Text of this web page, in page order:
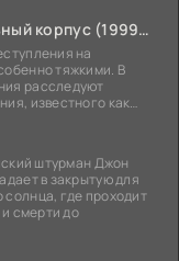
Закон и порядок. Специальный корпус (1999-2026)
на
тяжкими. В
расследуют
известного как
штурман Джон
в закрытую для
где проходит
смерти до